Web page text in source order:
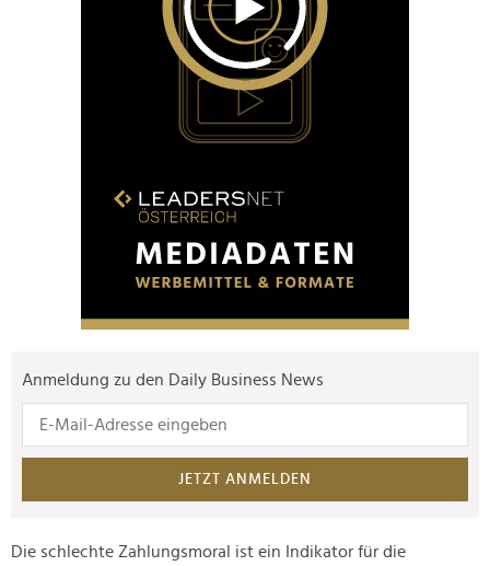
Anmeldung zu den Daily Business News
JETZT ANMELDEN
Die schlechte Zahlungsmoral ist ein Indikator für die